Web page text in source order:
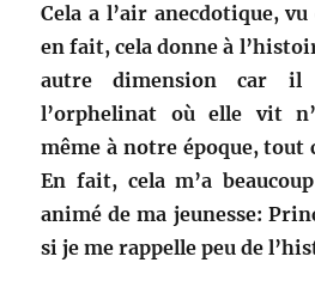
Cela a l’air anecdotique,
en fait, cela donne à
autre dimension car il
l’orphelinat où elle vit
même à notre époque, tout
En fait, cela m’a
animé de ma jeunesse:
si je me rappelle peu de